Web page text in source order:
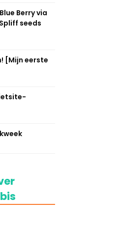
Berry via
seeds
[Mijn eerste